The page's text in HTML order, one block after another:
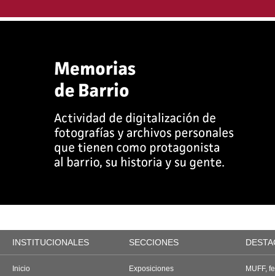
INSTITUCIONALES SECCIONES
Inicio
Exposiciones
MUFF,